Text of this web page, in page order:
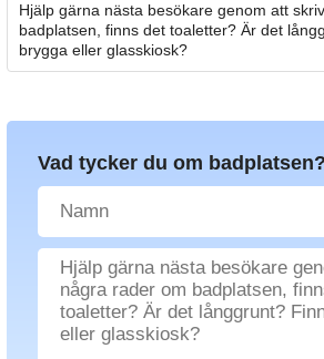
Hjälp gärna nästa besökare genom att
badplatsen, finns det toaletter? Är det
brygga eller glasskiosk?
Vad tycker du om badplatsen?